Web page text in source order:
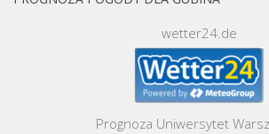
wetter24.de
Prognoza Uniwersytet